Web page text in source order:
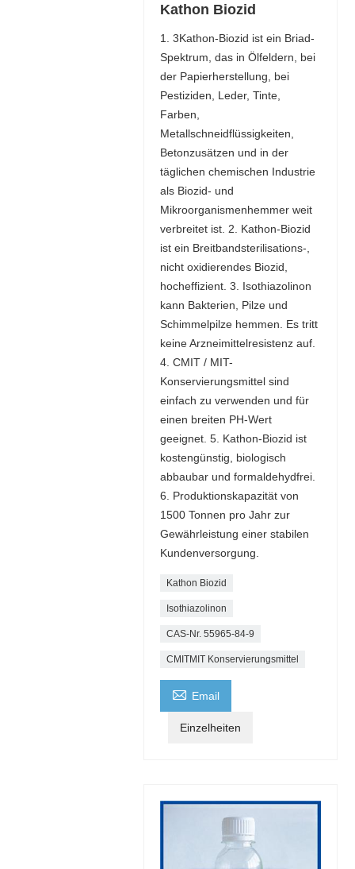
Kathon Biozid
1. 3Kathon-Biozid ist ein Briad-
Spektrum, das in Ölfeldern, bei
der Papierherstellung, bei
Pestiziden, Leder, Tinte,
Farben,
Metallschneidflüssigkeiten,
Betonzusätzen und in der
täglichen chemischen Industrie
als Biozid- und
Mikroorganismenhemmer weit
verbreitet ist. 2. Kathon-Biozid
ist ein Breitbandsterilisations-,
nicht oxidierendes Biozid,
hocheffizient. 3. Isothiazolinon
kann Bakterien, Pilze und
Schimmelpilze hemmen. Es tritt
keine Arzneimittelresistenz auf.
4. CMIT / MIT-
Konservierungsmittel sind
einfach zu verwenden und für
einen breiten PH-Wert
geeignet. 5. Kathon-Biozid ist
kostengünstig, biologisch
abbaubar und formaldehydfrei.
6. Produktionskapazität von
1500 Tonnen pro Jahr zur
Gewährleistung einer stabilen
Kundenversorgung.
Kathon Biozid
Isothiazolinon
CAS-Nr. 55965-84-9
CMITMIT Konservierungsmittel
 Email
Einzelheiten